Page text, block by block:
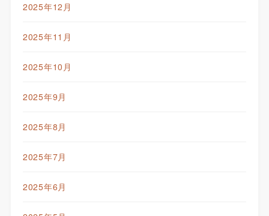
2025年12月
2025年11月
2025年10月
2025年9月
2025年8月
2025年7月
2025年6月